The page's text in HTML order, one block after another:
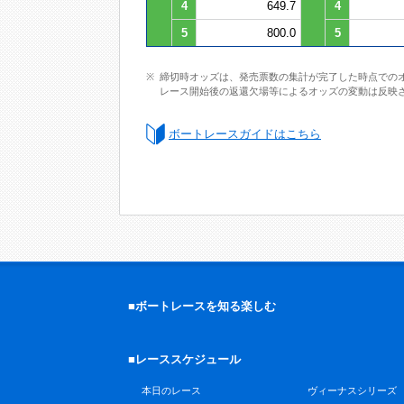
4 649.7
4
5
800.0 5
締切時オッズは、発売票数の集計が完了した時点での
レース開始後の返還欠場等によるオッズの変動は反映
ボートレースガイドはこちら
■ボートレースを知る楽しむ
■レーススケジュール
本日のレース ヴィーナスシリーズ